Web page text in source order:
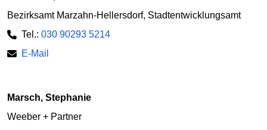
Bezirksamt Marzahn-Hellersdorf, Stadtentwicklungsamt
Tel.: 030 90293 5214
E-Mail
Marsch, Stephanie
Weeber + Partner